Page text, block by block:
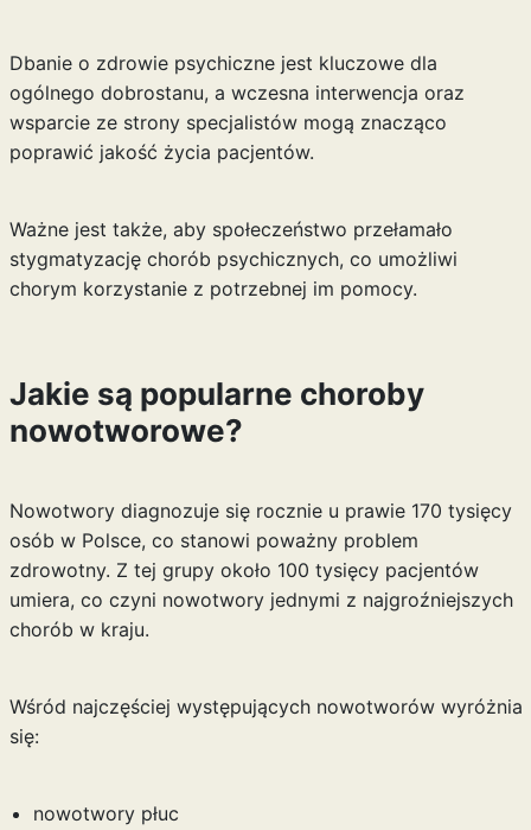
Dbanie o zdrowie psychiczne jest kluczowe dla
ogólnego dobrostanu, a wczesna interwencja oraz
wsparcie ze strony specjalistów mogą znacząco
poprawić jakość życia pacjentów.
Ważne jest także, aby społeczeństwo przełamało
stygmatyzację chorób psychicznych, co umożliwi
chorym korzystanie z potrzebnej im pomocy.
Jakie są popularne choroby
nowotworowe?
Nowotwory diagnozuje się rocznie u prawie 170 tysięcy
osób w Polsce, co stanowi poważny problem
zdrowotny. Z tej grupy około 100 tysięcy pacjentów
umiera, co czyni nowotwory jednymi z najgroźniejszych
chorób w kraju.
Wśród najczęściej występujących nowotworów wyróżnia
się:
nowotwory płuc